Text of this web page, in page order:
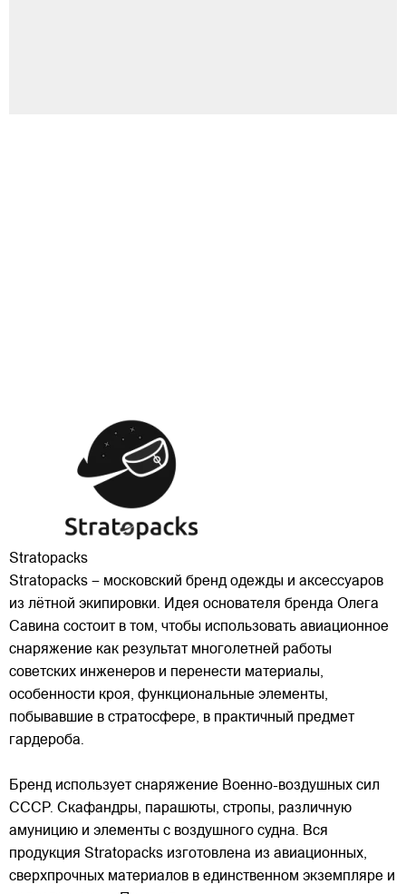
Stratopacks
Stratopacks – московский бренд одежды и аксессуаров
из лётной экипировки. Идея основателя бренда Олега
Савина состоит в том, чтобы использовать авиационное
снаряжение как результат многолетней работы
советских инженеров и перенести материалы,
особенности кроя, функциональные элементы,
побывавшие в стратосфере, в практичный предмет
гардероба.
Бренд использует снаряжение Военно-воздушных сил
СССР. Скафандры, парашюты, стропы, различную
амуницию и элементы с воздушного судна. Вся
продукция Stratopacks изготовлена из авиационных,
сверхпрочных материалов в единственном экземпляре и